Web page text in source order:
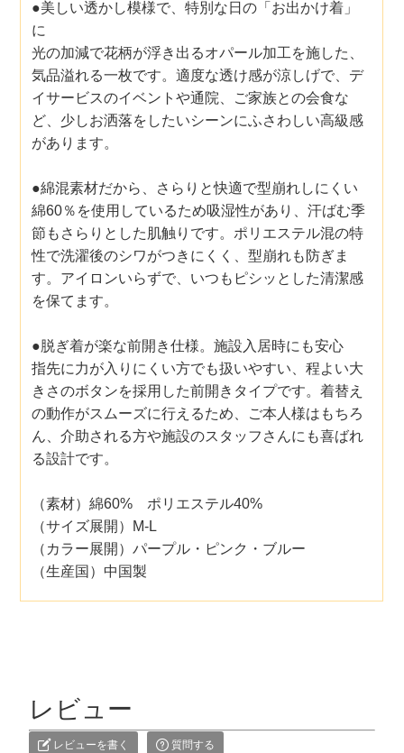
●美しい透かし模様で、特別な日の「お出かけ着」
に
光の加減で花柄が浮き出るオパール加工を施した、
気品溢れる一枚です。適度な透け感が涼しげで、デ
イサービスのイベントや通院、ご家族との会食な
ど、少しお洒落をしたいシーンにふさわしい高級感
があります。
●綿混素材だから、さらりと快適で型崩れしにくい
綿60％を使用しているため吸湿性があり、汗ばむ季
節もさらりとした肌触りです。ポリエステル混の特
性で洗濯後のシワがつきにくく、型崩れも防ぎま
す。アイロンいらずで、いつもピシッとした清潔感
を保てます。
●脱ぎ着が楽な前開き仕様。施設入居時にも安心
指先に力が入りにくい方でも扱いやすい、程よい大
きさのボタンを採用した前開きタイプです。着替え
の動作がスムーズに行えるため、ご本人様はもちろ
ん、介助される方や施設のスタッフさんにも喜ばれ
る設計です。
（素材）綿60% ポリエステル40%
（サイズ展開）M-L
（カラー展開）パープル・ピンク・ブルー
（生産国）中国製
レビュー
レビューを書く 質問する